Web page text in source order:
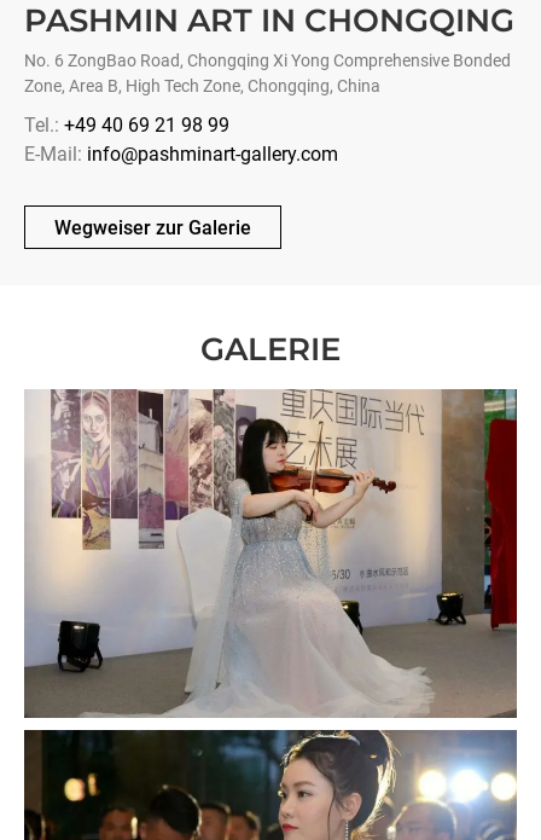
PASHMIN ART IN CHONGQING
No. 6 ZongBao Road, Chongqing Xi Yong Comprehensive Bonded
Zone, Area B, High Tech Zone, Chongqing, China
Tel.: +49 40 69 21 98 99
E-Mail: info@pashminart-gallery.com
Wegweiser zur Galerie
GALERIE